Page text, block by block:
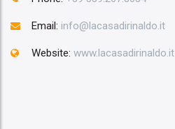
Email: info@lacasadirinaldo.it
Website: www.lacasadirinaldo.it